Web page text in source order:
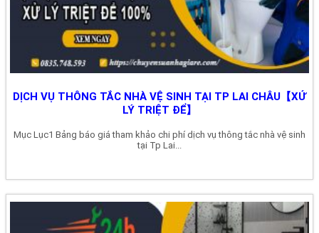
DỊCH VỤ THÔNG TẮC NHÀ VỆ SINH TẠI TP LAI CHÂU【XỬ
LÝ TRIỆT ĐỂ】
Mục Lục1 Bảng báo giá tham khảo chi phí dịch vụ thông tắc nhà vệ sinh
tại Tp Lai...